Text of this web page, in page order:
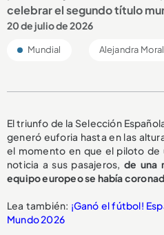
celebrar el segundo título
20 de julio de 2026
Mundial Alejandra
El triunfo de la Selección
generó euforia hasta en las
el momento en que el piloto de
noticia a sus pasajeros, de una
equipo europeo se había
Lea también: ¡Ganó el fútbol!
Mundo 2026